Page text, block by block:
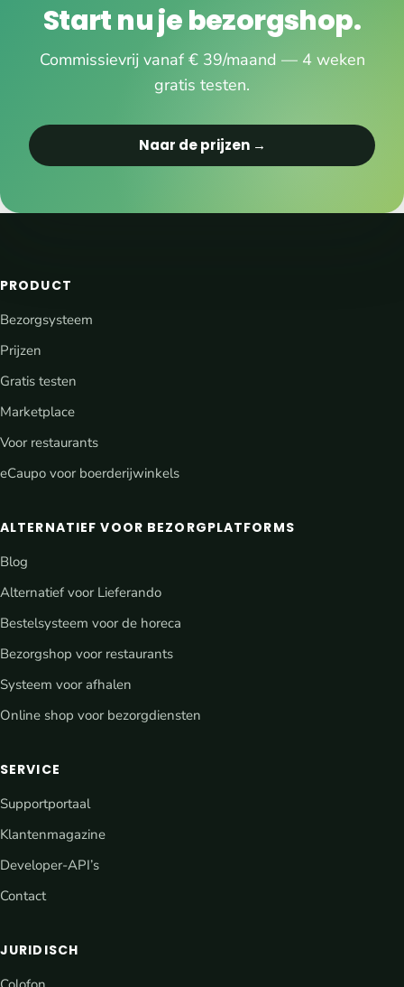
Start nu je bezorgshop.
Commissievrij vanaf € 39/maand — 4 weken
gratis testen.
Naar de prijzen →
PRODUCT
Bezorgsysteem
Prijzen
Gratis testen
Marketplace
Voor restaurants
eCaupo voor boerderijwinkels
ALTERNATIEF VOOR BEZORGPLATFORMS
Blog
Alternatief voor Lieferando
Bestelsysteem voor de horeca
Bezorgshop voor restaurants
Systeem voor afhalen
Online shop voor bezorgdiensten
SERVICE
Supportportaal
Klantenmagazine
Developer-API’s
Contact
JURIDISCH